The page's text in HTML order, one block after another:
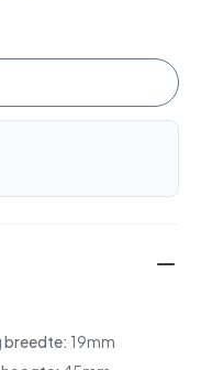
breedte: 19mm